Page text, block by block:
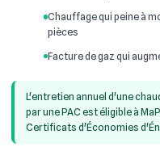
Chauffage qui peine à
pièces
Facture de gaz qui
L'entretien annuel d'une
par une PAC est éligible à
Certificats d'Économies